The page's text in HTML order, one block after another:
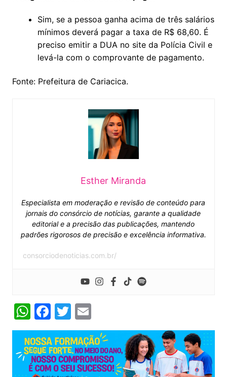
Sim, se a pessoa ganha acima de três salários
mínimos deverá pagar a taxa de R$ 68,60. É
preciso emitir a DUA no site da Polícia Civil e
levá-la com o comprovante de pagamento.
Fonte: Prefeitura de Cariacica.
Esther Miranda
Especialista em moderação e revisão de conteúdo para
jornais do consórcio de notícias, garante a qualidade
editorial e a precisão das publicações, mantendo
padrões rigorosos de precisão e excelência informativa.
consorciodenoticias.com.br/
W
h
at
s
F
a
c
e
T
w
itt
er
E
m
ai
l